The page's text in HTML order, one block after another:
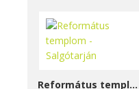
Református templom - Salgótarján